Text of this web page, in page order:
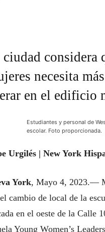
considera
necesita
en el edificio
Estudiantes y personal de
escolar. Foto proporcionada.
Urgilés | New York
York, Mayo 4, 2023.—
cambio de local de la
en el oeste de la Calle
Young Women’s